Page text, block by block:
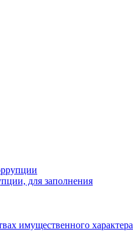
для заполнения
имущественного характера